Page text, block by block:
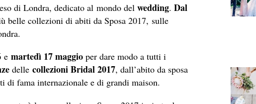
di Londra, dedicato al mondo del wedding. Dal
belle collezioni di abiti da Sposa 2017, sulle
e martedì 17 maggio per dare modo a tutti i
delle collezioni Bridal 2017, dall’abito da sposa
di fama internazionale e di grandi maison.